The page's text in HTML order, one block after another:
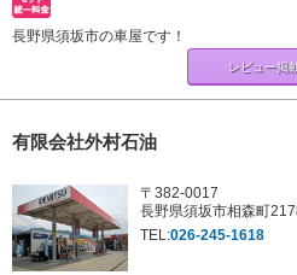
長野県須坂市の車屋です！
レビュー掲
有限会社外村石油
〒382-0017
長野県須坂市相森町
TEL:026-245-1618